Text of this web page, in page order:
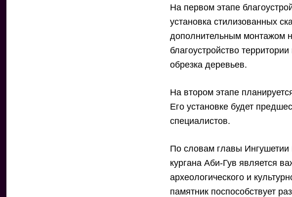
На первом этапе
установка стилизованных
дополнительным монтажом
благоустройство
обрезка деревьев.
На втором этапе
Его установке будет
специалистов.
По словам главы Ингушетии
кургана Аби-Гув является
археологического и
памятник поспособствует